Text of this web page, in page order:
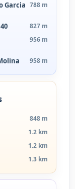
Garcia 788 m
827 m
956 m
958 m
848 m
1.2 km
1.2 km
1.3 km